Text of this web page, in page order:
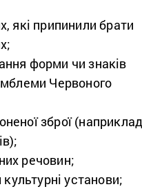
які припинили брати
форми чи знаків
Червоного
зброї
речовин;
культурні установи;